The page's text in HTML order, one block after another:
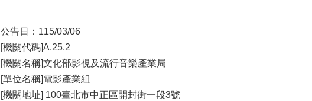
公告日：115/03/06
[機關代碼]A.25.2
[機關名稱]文化部影視及流行音樂產業局
[單位名稱]電影產業組
[機關地址] 100臺北市中正區開封街一段3號